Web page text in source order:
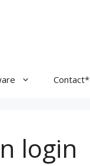
Contact*
login